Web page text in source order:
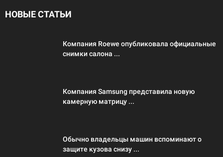
НОВЫЕ СТАТЬИ
Компания Roewe опубликовала официальные
снимки салона ...
Компания Samsung представила новую
камерную матрицу ...
Обычно владельцы машин вспоминают о
защите кузова снизу ...